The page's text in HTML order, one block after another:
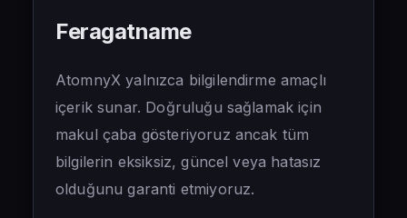
Feragatname
AtomnyX yalnızca bilgilendirme amaçlı
içerik sunar. Doğruluğu sağlamak için
makul çaba gösteriyoruz ancak tüm
bilgilerin eksiksiz, güncel veya hatasız
olduğunu garanti etmiyoruz.